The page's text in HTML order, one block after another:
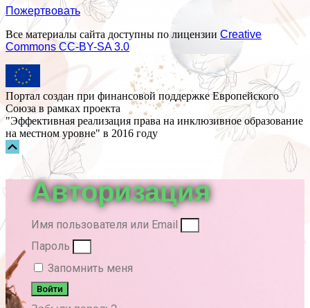
Пожертвовать
Все материалы сайта доступны по лицензии Creative
Commons СС-BY-SA 3.0
Портал создан при финансовой поддержке Европейского
Союза в рамках проекта
"Эффективная реализация права на инклюзивное образование
на местном уровне" в 2016 году
Прокрутка
вверх
Авторизация
Имя пользователя или Email
Пароль
Запомнить меня
Войти